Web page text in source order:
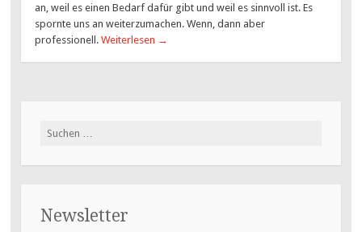
an, weil es einen Bedarf dafür gibt und weil es sinnvoll ist. Es
spornte uns an weiterzumachen. Wenn, dann aber
professionell.Weiterlesen →
Suchen
Newsletter